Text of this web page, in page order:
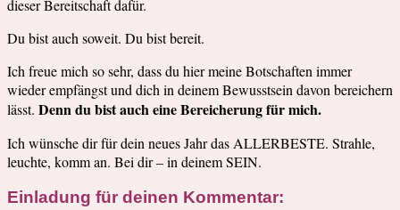
dieser Bereitschaft dafür.
Du bist auch soweit. Du bist bereit.
Ich freue mich so sehr, dass du hier meine Botschaften immer
wieder empfängst und dich in deinem Bewusstsein davon bereichern
lässt. Denn du bist auch eine Bereicherung für mich.
Ich wünsche dir für dein neues Jahr das ALLERBESTE. Strahle,
leuchte, komm an. Bei dir – in deinem SEIN.
Einladung für deinen Kommentar: